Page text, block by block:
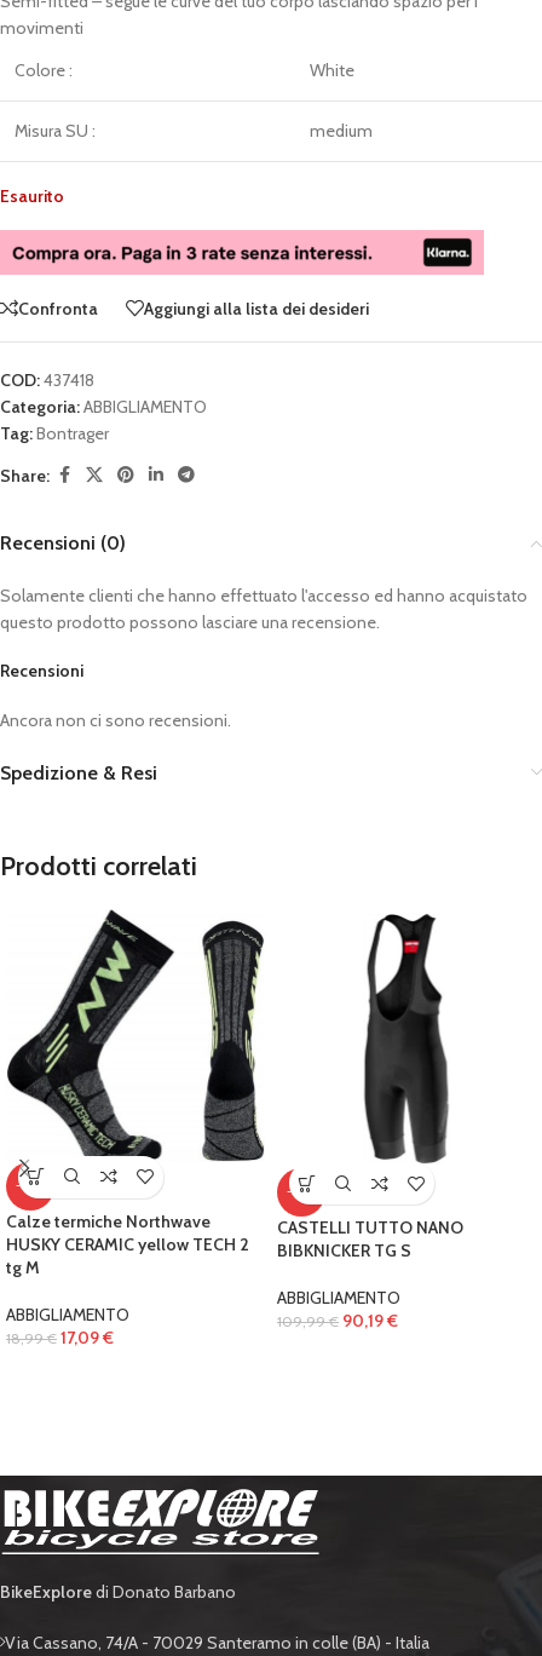
movimenti
Colore :
White
Misura SU : medium
Esaurito
Confronta Aggiungi alla lista dei desideri
COD:437418
Categoria:ABBIGLIAMENTO
Tag:Bontrager
Share:
Recensioni (0)
Recensioni
Ancora non ci sono recensioni.
Solamente clienti che hanno effettuato l'accesso ed hanno acquistato
questo prodotto possono lasciare una recensione.
Spedizione & Resi
Prodotti correlati
-10%
Calze termiche Northwave
HUSKY CERAMIC yellow TECH 2
tg M
ABBIGLIAMENTO
18,99€ 17,09€
-18%
CASTELLI TUTTO NANO
BIBKNICKER TG S
ABBIGLIAMENTO
109,99€ 90,19€
BikeExploredi Donato Barbano
Via Cassano, 74/A - 70029 Santeramo in colle (BA) - Italia